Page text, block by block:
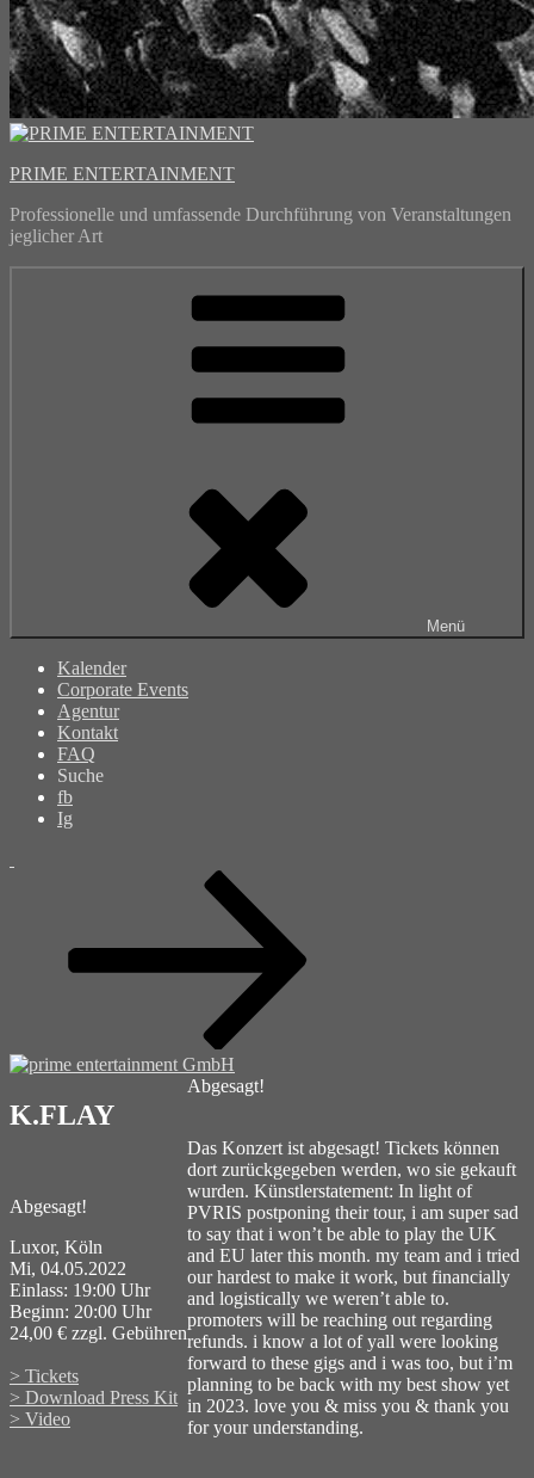
PRIME ENTERTAINMENT
Professionelle und umfassende Durchführung von Veranstaltungen
jeglicher Art
Menü
Kalender
Corporate Events
Agentur
Kontakt
FAQ
Suche
fb
Ig
K.FLAY
Abgesagt!
Luxor, Köln
Mi, 04.05.2022
Einlass: 19:00 Uhr
Beginn: 20:00 Uhr
24,00 € zzgl. Gebühren
> Tickets
> Download Press Kit
> Video
Abgesagt!
Das Konzert ist abgesagt! Tickets können
dort zurückgegeben werden, wo sie gekauft
wurden. Künstlerstatement: In light of
PVRIS postponing their tour, i am super sad
to say that i won’t be able to play the UK
and EU later this month. my team and i tried
our hardest to make it work, but financially
and logistically we weren’t able to.
promoters will be reaching out regarding
refunds. i know a lot of yall were looking
forward to these gigs and i was too, but i’m
planning to be back with my best show yet
in 2023. love you & miss you & thank you
for your understanding.